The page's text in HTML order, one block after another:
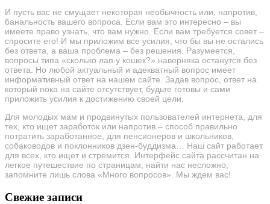
И пусть вас не смущает некоторая необычность или, напротив,
банальность вашего вопроса. Если вам это интересно – вы
имеете право узнать, что вам нужно. Если вам требуется совет –
спросите его! И мы приложим все усилия, что бы вы не остались
без ответа, а ваша проблема – без решения. Разумеется,
вопросы типа «сколько лап у кошек?» наверняка останутся без
ответа. Но любой актуальный и адекватный вопрос имеет
информативный ответ на нашем сайте. Задав вопрос, ответ на
который пока на сайте отсутствует, будьте готовы и сами
приложить усилия к достижению своей цели.
Для молодых мам и продвинутых пользователей интернета, для
тех, кто ищет заработок или напротив – способ правильно
потратить заработанное, для пенсионеров и школьников,
собаководов и поклонников дзен-буддизма… Наш сайт работает
для всех, кто ищет и стремится. Интерфейс сайта рассчитан на
легкое путешествие по страницам, найти нас несложно,
запомните лишь слова «Много вопросов». Мы ждем вас!
Свежие записи